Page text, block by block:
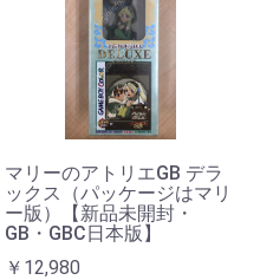
マリーのアトリエGB デラ
ックス（パッケージはマリ
ー版）【新品未開封・
GB・GBC日本版】
￥12,980